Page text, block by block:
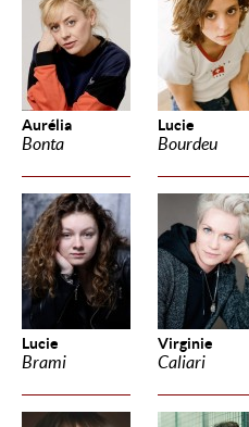
Aurélia
Bonta
Lucie
Bourdeu
Lucie
Brami
Virginie
Caliari